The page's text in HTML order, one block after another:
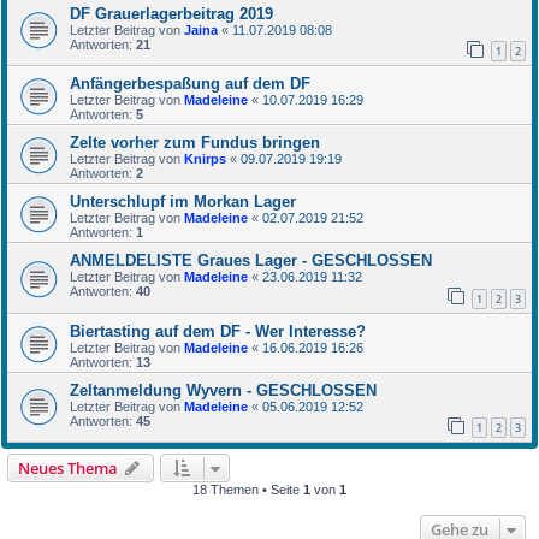
DF Grauerlagerbeitrag 2019
Letzter Beitrag von Jaina « 11.07.2019 08:08
Antworten: 21 1 2
Anfängerbespaßung auf dem DF
Letzter Beitrag von Madeleine « 10.07.2019 16:29
Antworten: 5
Zelte vorher zum Fundus bringen
Letzter Beitrag von Knirps « 09.07.2019 19:19
Antworten: 2
Unterschlupf im Morkan Lager
Letzter Beitrag von Madeleine « 02.07.2019 21:52
Antworten: 1
ANMELDELISTE Graues Lager - GESCHLOSSEN
Letzter Beitrag von Madeleine « 23.06.2019 11:32
Antworten: 40 1 2 3
Biertasting auf dem DF - Wer Interesse?
Letzter Beitrag von Madeleine « 16.06.2019 16:26
Antworten: 13
Zeltanmeldung Wyvern - GESCHLOSSEN
Letzter Beitrag von Madeleine « 05.06.2019 12:52
Antworten: 45 1 2 3
Neues Thema
18 Themen • Seite 1 von 1
Gehe zu